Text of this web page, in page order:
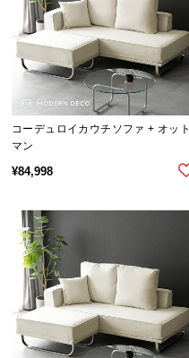
コーデュロイカウチソファ + オット
マン
¥84,998